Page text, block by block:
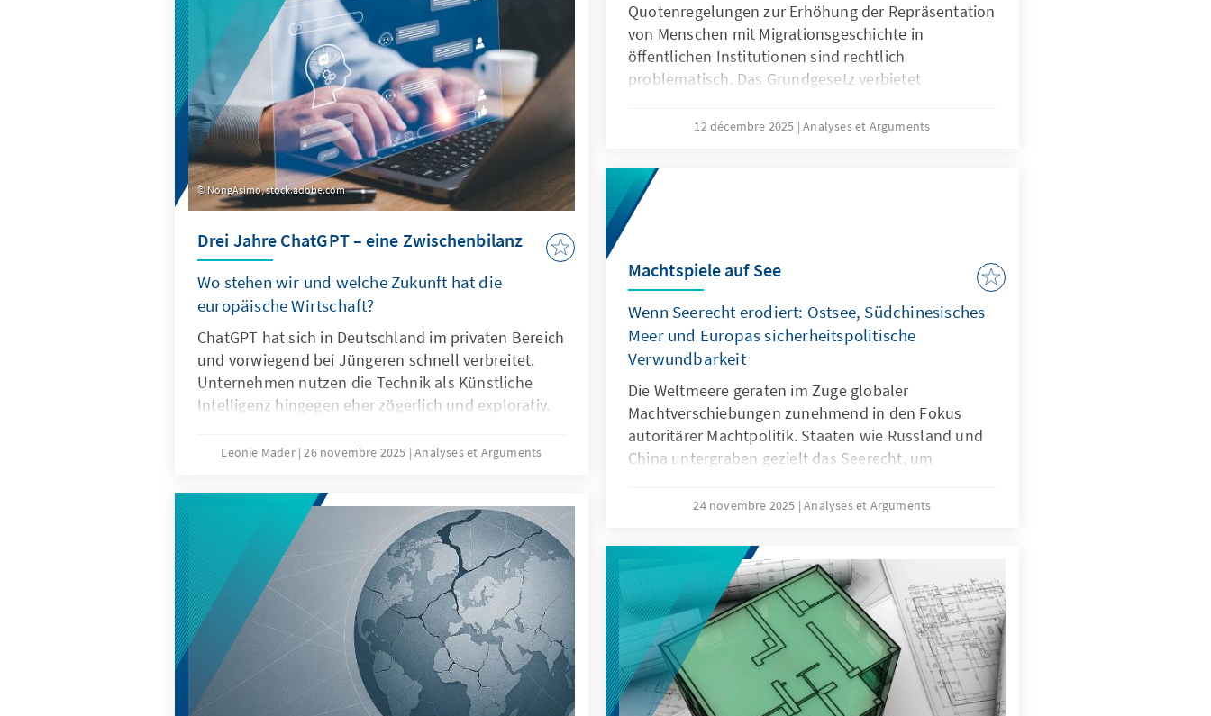
Quotenregelungen zur Erhöhung der Repräsentation
von Menschen mit Migrationsgeschichte in
öffentlichen Institutionen sind rechtlich
problematisch. Das Grundgesetz verbietet
zugunsten von Menschen mit Migrationsgeschichte
Papier zeigt: Sonderregelungen für neu
eingewanderte Menschen sind nur zu Beginn
sinnvoll. Später besteht die herausfordernde
12 décembre 2025 Analyses et Arguments
NongAsimo, stock.adobe.com
Drei Jahre ChatGPT – eine Zwischenbilanz
Wo stehen wir und welche Zukunft hat die
europäische Wirtschaft?
ChatGPT hat sich in Deutschland im privaten Bereich
und vorwiegend bei Jüngeren schnell verbreitet.
Unternehmen nutzen die Technik als Künstliche
Intelligenz hingegen eher zögerlich und explorativ.
Eigenschaften von ChatGPT, sondern auch
Spezifikation. Für Europa geht es deshalb nicht
darum, ChatGPT mit Verzögerung nachzubauen.
Vielmehr gilt es eigene Modelle zu entwickeln oder
außereuropäische so anzupassen, dass sie als
Produkte besser zu den institutionalisierten
Strukturen passen.
Leonie Mader 26 novembre 2025 Analyses et Arguments
Machtspiele auf See
Wenn Seerecht erodiert: Ostsee, Südchinesisches
Meer und Europas sicherheitspolitische
Verwundbarkeit
Die Weltmeere geraten im Zuge globaler
Machtverschiebungen zunehmend in den Fokus
autoritärer Machtpolitik. Staaten wie Russland und
China untergraben gezielt das Seerecht, um
die als „Lawfare“ bekannt ist. In der Ostsee zeigen
Südchinesischen Meer demonstriert China, wie
Recht zur Machtfrage wird. Beide Fälle
verdeutlichen: Wo das Seerecht unterwandert wird,
geraten Europas Sicherheit, Handlungsfähigkeit und
die regelbasierte Ordnung ins Wanken.
24 novembre 2025 Analyses et Arguments